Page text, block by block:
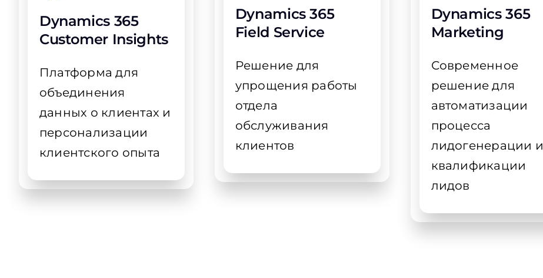
Dynamics 365
Customer Insights
Платформа для
объединения
данных о клиентах и
персонализации
клиентского опыта
Dynamics 365
Field Service
Решение для
упрощения работы
отдела
обслуживания
клиентов
Dynamics 365
Marketing
Современное
решение для
автоматизации
процесса
лидогенерации и
квалификации
лидов